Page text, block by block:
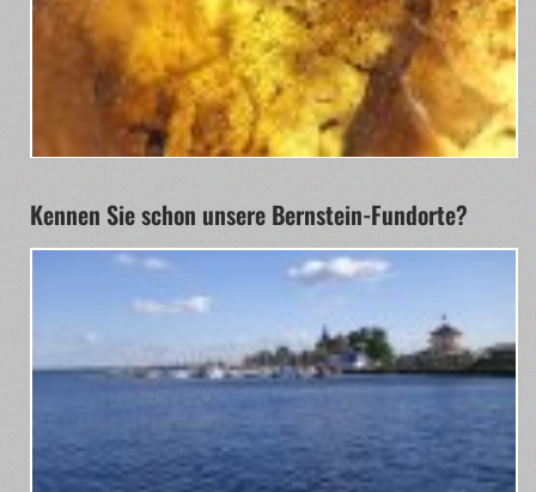
Kennen Sie schon unsere Bernstein-Fundorte?